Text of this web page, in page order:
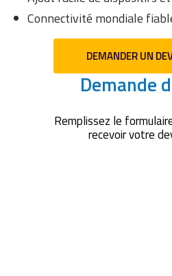
Connectivité mondiale
DEMANDER UN
Demande
Remplissez le
recevoir votre